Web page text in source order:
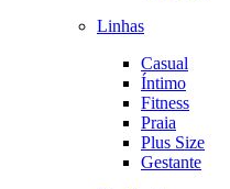
Linhas
Casual
Íntimo
Fitness
Praia
Plus Size
Gestante